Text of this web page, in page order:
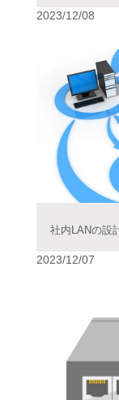
2023/12/08
社内LANの設
2023/12/07